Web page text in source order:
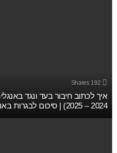
192
Shares
איך לכתוב חיבור בעד ונגד
2024 – 2025) | סיכום לבגרות באנגלית